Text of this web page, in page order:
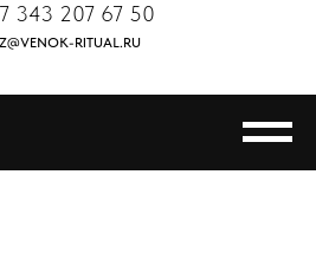
343 207 67 50
RITUAL.RU